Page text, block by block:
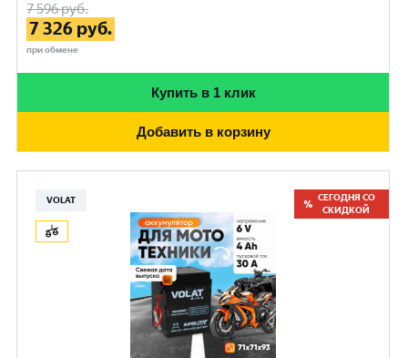
7 596руб.
7 326 руб.
при обмене
Купить в 1 клик
Добавить в корзину
VOLAT
СЕГОДНЯ СО
СКИДКОЙ